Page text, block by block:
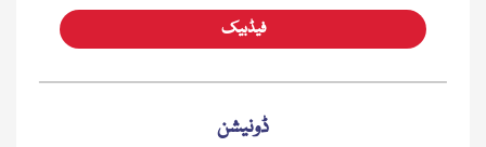
فیڈبیک
ڈونیشن